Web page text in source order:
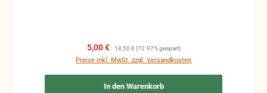
Verkaufspreis:
5,00 € Regulärer Preis:
18,50 € (72.97% gespart)
Preise inkl. MwSt. zzgl. Versandkosten
In den Warenkorb